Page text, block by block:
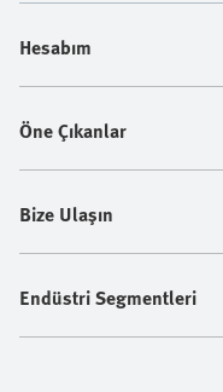
Hesabım
Öne Çıkanlar
Bize Ulaşın
Endüstri Segmentleri